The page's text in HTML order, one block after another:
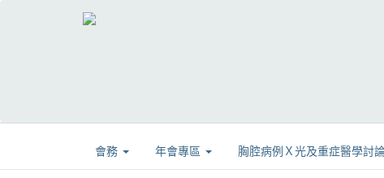
會務 年會專區 胸腔病例Ｘ光及重症醫學討